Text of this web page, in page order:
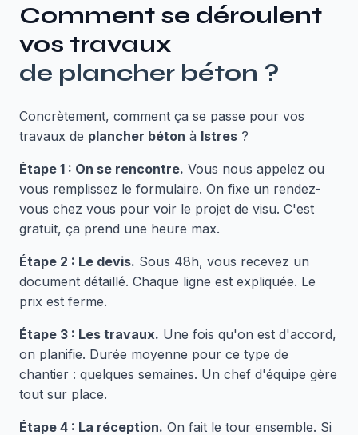
Comment se déroulent
vos travaux
de plancher béton ?
Concrètement, comment ça se passe pour vos
travaux de plancher béton à Istres ?
Étape 1 : On se rencontre. Vous nous appelez ou
vous remplissez le formulaire. On fixe un rendez-
vous chez vous pour voir le projet de visu. C'est
gratuit, ça prend une heure max.
Étape 2 : Le devis. Sous 48h, vous recevez un
document détaillé. Chaque ligne est expliquée. Le
prix est ferme.
Étape 3 : Les travaux. Une fois qu'on est d'accord,
on planifie. Durée moyenne pour ce type de
chantier : quelques semaines. Un chef d'équipe gère
tout sur place.
Étape 4 : La réception. On fait le tour ensemble. Si